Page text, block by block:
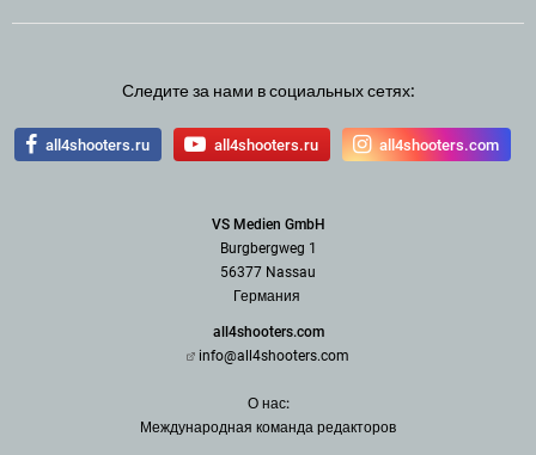
Следите за нами в социальных сетях:
all4shooters.ru all4shooters.ru all4shooters.com
VS Medien GmbH
Burgbergweg 1
56377 Nassau
Германия
all4shooters.com
info@all4shooters.com
О нас:
Международная команда редакторов